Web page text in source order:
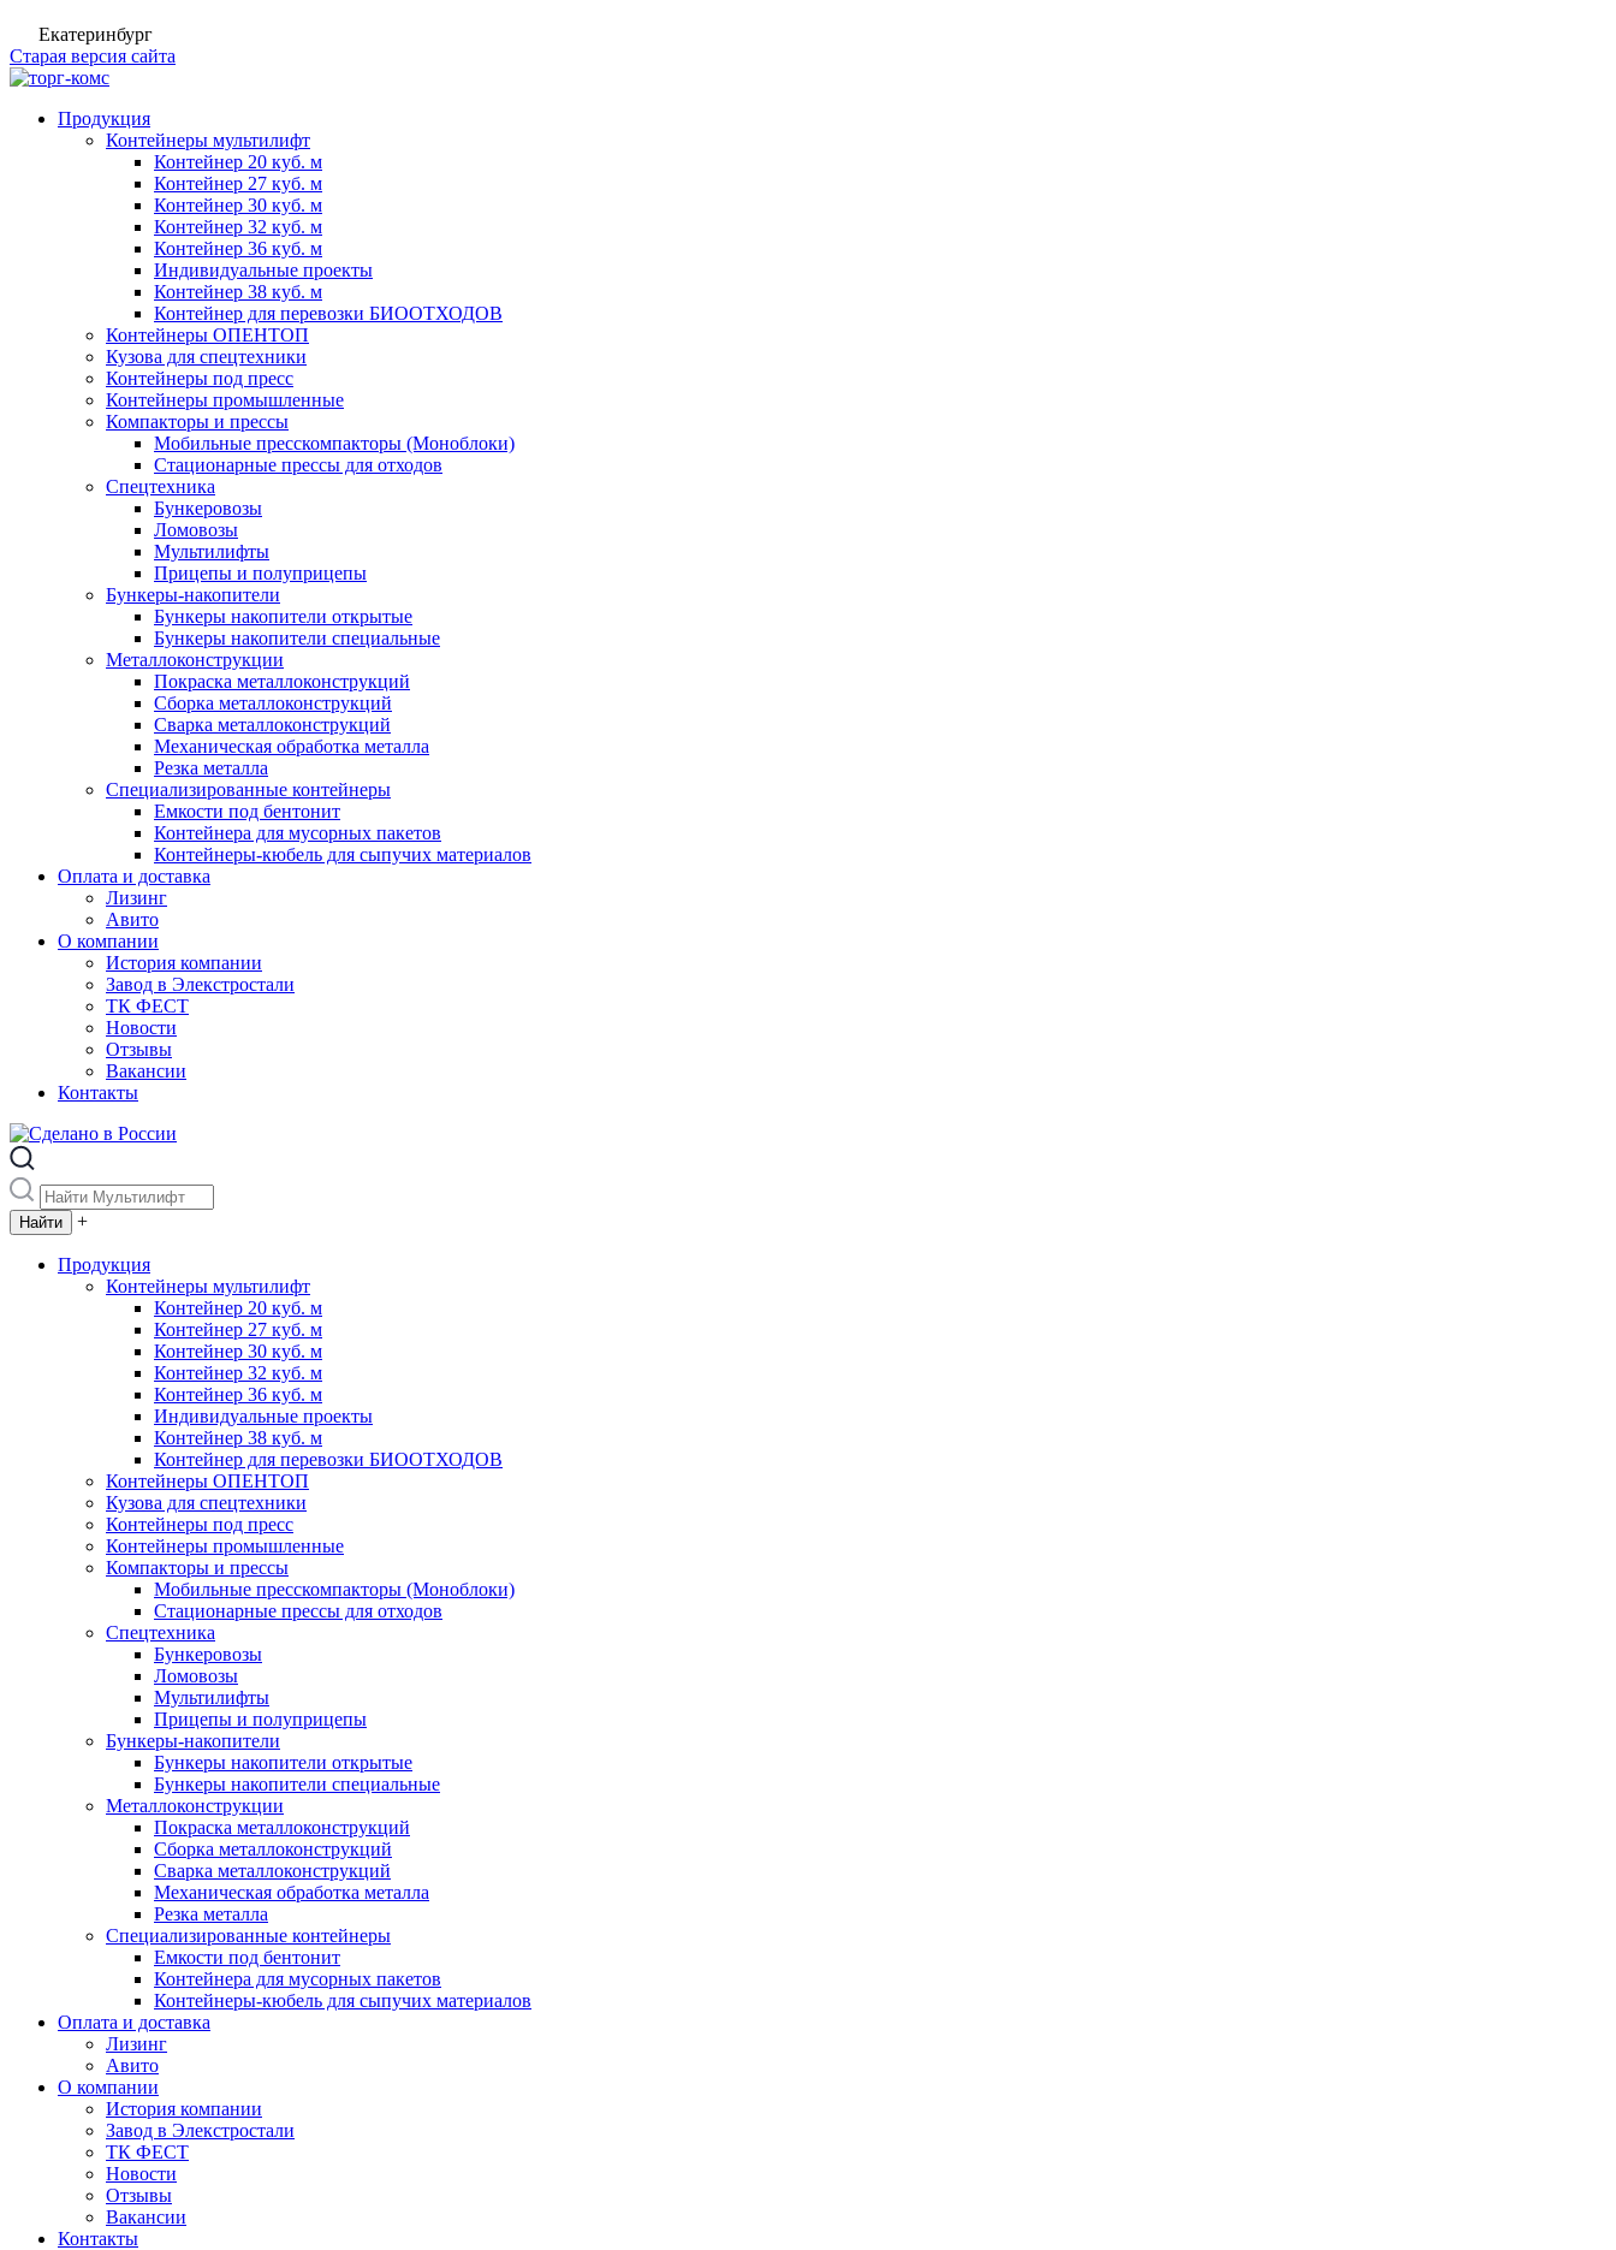
Екатеринбург
Старая версия сайта
Продукция
Контейнеры мультилифт
Контейнер 20 куб. м
Контейнер 27 куб. м
Контейнер 30 куб. м
Контейнер 32 куб. м
Контейнер 36 куб. м
Индивидуальные проекты
Контейнер 38 куб. м
Контейнер для перевозки БИООТХОДОВ
Контейнеры ОПЕНТОП
Кузова для спецтехники
Контейнеры под пресс
Контейнеры промышленные
Компакторы и прессы
Мобильные пресскомпакторы (Моноблоки)
Стационарные прессы для отходов
Спецтехника
Бункеровозы
Ломовозы
Мультилифты
Прицепы и полуприцепы
Бункеры-накопители
Бункеры накопители открытые
Бункеры накопители специальные
Металлоконструкции
Покраска металлоконструкций
Сборка металлоконструкций
Сварка металлоконструкций
Механическая обработка металла
Резка металла
Специализированные контейнеры
Емкости под бентонит
Контейнера для мусорных пакетов
Контейнеры-кюбель для сыпучих материалов
Оплата и доставка
Лизинг
Авито
О компании
История компании
Завод в Элекстростали
ТК ФЕСТ
Новости
Отзывы
Вакансии
Контакты
+
Продукция
Контейнеры мультилифт
Контейнер 20 куб. м
Контейнер 27 куб. м
Контейнер 30 куб. м
Контейнер 32 куб. м
Контейнер 36 куб. м
Индивидуальные проекты
Контейнер 38 куб. м
Контейнер для перевозки БИООТХОДОВ
Контейнеры ОПЕНТОП
Кузова для спецтехники
Контейнеры под пресс
Контейнеры промышленные
Компакторы и прессы
Мобильные пресскомпакторы (Моноблоки)
Стационарные прессы для отходов
Спецтехника
Бункеровозы
Ломовозы
Мультилифты
Прицепы и полуприцепы
Бункеры-накопители
Бункеры накопители открытые
Бункеры накопители специальные
Металлоконструкции
Покраска металлоконструкций
Сборка металлоконструкций
Сварка металлоконструкций
Механическая обработка металла
Резка металла
Специализированные контейнеры
Емкости под бентонит
Контейнера для мусорных пакетов
Контейнеры-кюбель для сыпучих материалов
Оплата и доставка
Лизинг
Авито
О компании
История компании
Завод в Элекстростали
ТК ФЕСТ
Новости
Отзывы
Вакансии
Контакты